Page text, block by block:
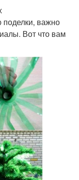
поделки, важно
Вот что вам